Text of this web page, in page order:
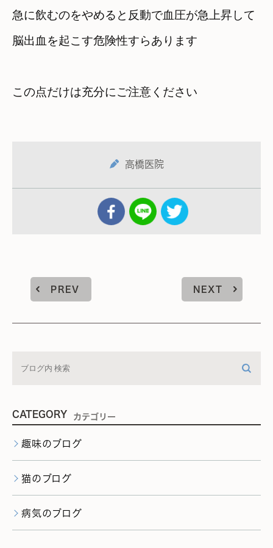
急に飲むのをやめると反動で血圧が急上昇して
脳出血を起こす危険性すらあります
この点だけは充分にご注意ください
高橋医院
PREV NEXT
CATEGORY カテゴリー
趣味のブログ
猫のブログ
病気のブログ